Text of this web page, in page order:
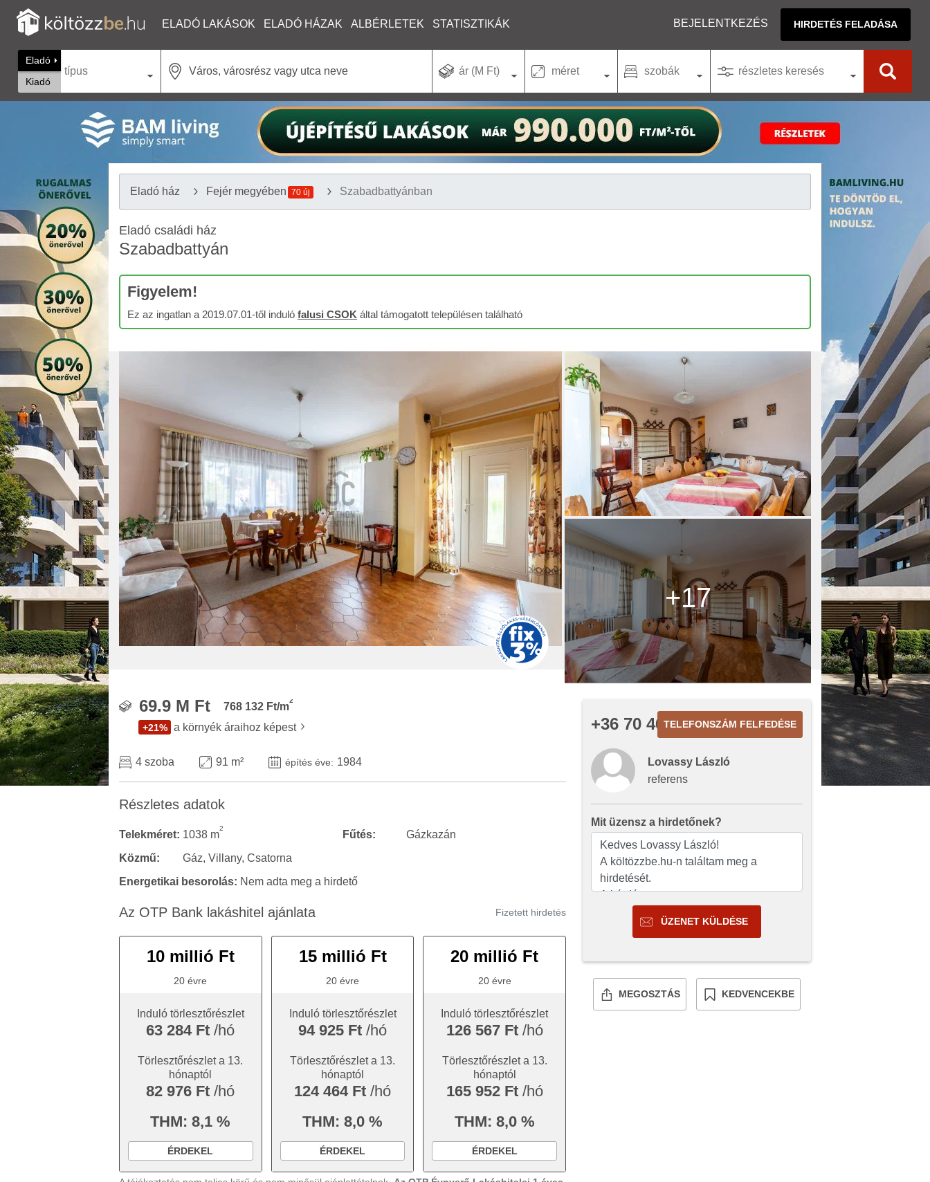
ELADÓ LAKÁSOK ELADÓ HÁZAK ALBÉRLETEK STATISZTIKÁK BEJELENTKEZÉS HIRDETÉS FELADÁSA
Eladó
Kiadó
típus ár (M Ft) méret szobák részletes keresés
Eladó ház Fejér megyében 70 új Szabadbattyánban
Eladó családi ház
Szabadbattyán
Figyelem!
Ez az ingatlan a 2019.07.01-től induló falusi CSOK által támogatott településen található
69.9 M Ft 768 132 Ft/m
2
+21% a környék áraihoz képest
4 szoba 91 m² építés éve: 1984
Részletes adatok
Telekméret: 1038 m
2
Fűtés:
Gázkazán
Közmű:
Gáz, Villany, Csatorna
Energetikai besorolás: Nem adta meg a hirdető
Az OTP Bank lakáshitel ajánlata Fizetett hirdetés
10 millió Ft
20 évre
Induló törlesztőrészlet
63 284 Ft/hó
Törlesztőrészlet a 13.
hónaptól
82 976 Ft/hó
THM: 8,1 %
ÉRDEKEL
15 millió Ft
20 évre
Induló törlesztőrészlet
94 925 Ft /hó
Törlesztőrészlet a 13.
hónaptól
124 464 Ft /hó
THM: 8,0 %
ÉRDEKEL
20 millió Ft
20 évre
Induló törlesztőrészlet
126 567 Ft /hó
Törlesztőrészlet a 13.
hónaptól
165 952 Ft /hó
THM: 8,0 %
ÉRDEKEL
+36 70 465TELEFONSZÁM FELFEDÉSE
Lovassy László
referens
Mit üzensz a hirdetőnek?
ÜZENET KÜLDÉSE
MEGOSZTÁS KEDVENCEKBE